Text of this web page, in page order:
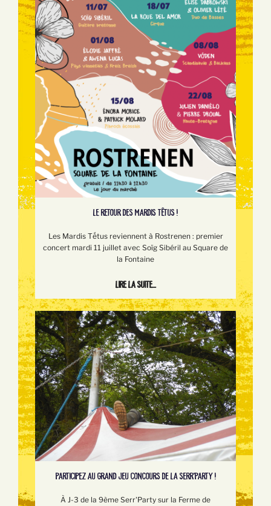
LE RETOUR DES MARDIS TÊTUS !
Les Mardis Tếtus reviennent à Rostrenen : premier
concert mardi 11 juillet avec Soïg Sibéril au Square de
la Fontaine
Lire la suite...
PARTICIPEZ AU GRAND JEU CONCOURS DE LA SERR'PARTY !
À J-3 de la 9ème Serr'Party sur la Ferme de